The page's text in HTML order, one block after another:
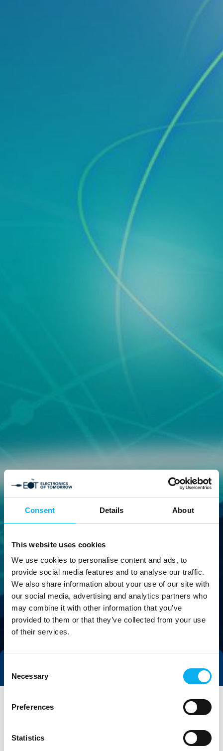
Consent Details About
This website uses cookies
We use cookies to personalise content and ads, to
provide social media features and to analyse our traffic.
We also share information about your use of our site with
our social media, advertising and analytics partners who
may combine it with other information that you’ve
provided to them or that they’ve collected from your use
of their services.
Selection
Necessary
Preferences
Statistics